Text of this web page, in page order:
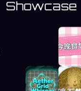
Showcase